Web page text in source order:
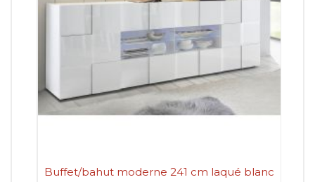
Buffet/bahut moderne 241 cm laqué blanc